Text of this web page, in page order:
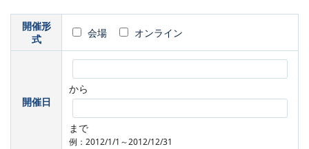
開催形
式
会場 オンライン
開催日
から
まで
例：2012/1/1～2012/12/31